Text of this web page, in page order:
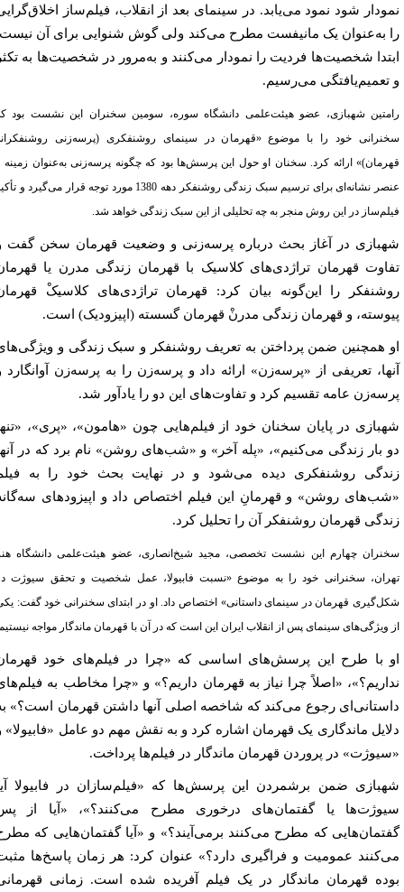
شود نمود می‌یابد. در سینمای بعد از انقلاب، فیلم‌ساز اخلاق‌گرایی
به‌عنوان یک مانیفست مطرح می‌کند ولی گوش شنوایی برای آن نیست.
شخصیت‌ها فردیت را نمودار می‌کنند و به‌مرور در شخصیت‌ها به تکثر
می‌رسیم.
شهبازی، عضو هیئت‌علمی دانشگاه سوره، سومین سخنران این نشست بود که
خود را با موضوع «قهرمان در سینمای روشنفکری (پرسه‌زنی روشنفکرانه
ارائه کرد. سخنان او حول این پرسش‌ها بود که چگونه پرسه‌زنی به‌عنوان زمینه و
عنصر نشانه‌ای برای ترسیم سبک زندگی روشنفکر دهه 1380 مورد توجه قرار می‌گیرد و تأکید
در این روش منجر به چه تحلیلی از این سبک زندگی خواهد شد.
در آغاز بحث درباره پرسه‌زنی و وضعیت قهرمان سخن گفت و
قهرمان تراژدی‌های کلاسیک با قهرمان زندگی مدرن یا قهرمان
را این‌گونه بیان کرد: قهرمان تراژدی‌های کلاسیکْ قهرمان
و قهرمان زندگی مدرنْ قهرمان گسسته (اپیزودیک) است.
همچنین ضمن پرداختن به تعریف روشنفکر و سبک زندگی و ویژگی‌های
تعریفی از «پرسه‌زن» ارائه داد و پرسه‌زن را به پرسه‌زن آوانگارد و
عامه تقسیم کرد و تفاوت‌های این دو را یادآور شد.
در پایان سخنان خود از فیلم‌هایی چون «هامون»، «پری»، «تنها
بار زندگی می‌کنیم»، «پله آخر» و «شب‌های روشن» نام برد که در آنها
روشنفکری دیده می‌شود و در نهایت بحث خود را به فیلم
روشن» و قهرمانِ این فیلم اختصاص داد و اپیزودهای سه‌گانه
قهرمان روشنفکر آن را تحلیل کرد.
چهارم این نشست تخصصی، مجید شیخ‌انصاری، عضو هیئت‌علمی دانشگاه هنر
سخنرانی خود را به موضوع «نسبت فابیولا، عمل شخصیت و تحقق سیوژت در
قهرمان در سینمای داستانی» اختصاص داد. او در ابتدای سخنرانی خود گفت: یکی
ویژگی‌های سینمای پس از انقلاب ایران این است که در آن با قهرمان ماندگار مواجه نیستیم.
با طرح این پرسش‌های اساسی که «چرا در فیلم‌های خود قهرمان
«اصلاً چرا نیاز به قهرمان داریم؟» و «چرا مخاطب به فیلم‌های
رجوع می‌کند که شاخصه اصلی آنها داشتن قهرمان است؟» به
ماندگاری یک قهرمان اشاره کرد و به نقش مهم دو عامل «فابیولا» و
در پروردن قهرمان ماندگار در فیلم‌ها پرداخت.
ضمن برشمردن این پرسش‌ها که «فیلم‌سازان در فابیولا آیا
یا گفتمان‌های درخوری مطرح می‌کنند؟»، «آیا از پس
که مطرح می‌کنند برمی‌آیند؟» و «آیا گفتمان‌هایی که مطرح
عمومیت و فراگیری دارد؟» عنوان کرد: هر زمان پاسخ‌ها مثبت
قهرمان ماندگار در یک فیلم آفریده شده است. زمانی قهرمانی